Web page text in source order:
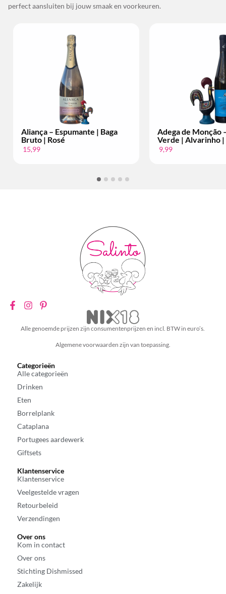
perfect aansluiten bij jouw smaak en voorkeuren.
Adega de Monção – Vinho
Verde | Alvarinho | Per Fles
Bacalhôa – Moscatel de
Setúbal | 10 anos | 2008
Alle genoemde prijzen zijn consumentenprijzen en incl. BTW in euro’s.
Algemene voorwaarden zijn van toepassing.
Categorieën
Alle categorieën
Drinken
Eten
Borrelplank
Cataplana
Portugees aardewerk
Giftsets
Klantenservice
Klantenservice
Veelgestelde vragen
Retourbeleid
Verzendingen
Over ons
Kom in contact
Over ons
Stichting Dishmissed
Zakelijk